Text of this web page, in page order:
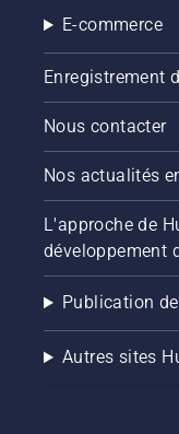
E-commerce
Enregistrement
Nous contacter
Nos actualités
L'approche de
développement
Publication
Autres sites